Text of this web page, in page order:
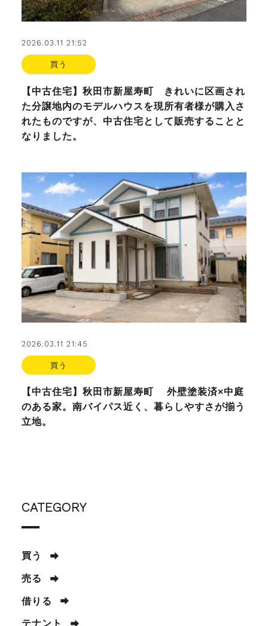
2026.03.11 21:52
買う
【中古住宅】秋田市新屋寿町 きれいに区画され
た分譲地内のモデルハウスを現所有者様が購入さ
れたものですが、中古住宅として販売することと
なりました。
2026.03.11 21:45
買う
【中古住宅】秋田市新屋寿町 外壁塗装済×中庭
のある家。南バイパス近く、暮らしやすさが揃う
立地。
CATEGORY
買う
売る
借りる
テナント